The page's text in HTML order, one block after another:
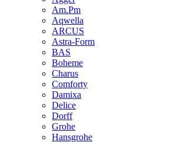
Am.Pm
Aqwella
ARCUS
Astra-Form
BAS
Boheme
Charus
Comforty
Damixa
Delice
Dorff
Grohe
Hansgrohe